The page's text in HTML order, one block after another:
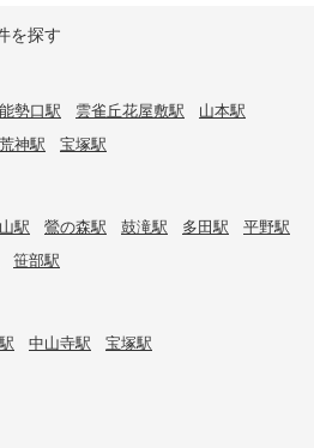
を探す
勢口駅 雲雀丘花屋敷駅
山本駅
神駅 宝塚駅
駅 鶯の森駅 鼓滝駅 多田駅
平野駅
笹部駅
中山寺駅 宝塚駅